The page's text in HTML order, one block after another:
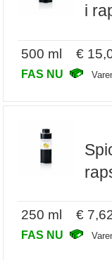
i
500 ml €
FAS NU
250 ml €
FAS NU